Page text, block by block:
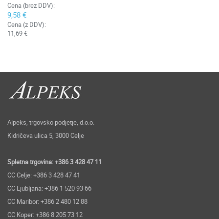
Cena (brez DDV):
9,58 €
Cena (z DDV):
11,69 €
Alpeks, trgovsko podjetje, d.o.o.
Kidričeva ulica 5, 3000 Celje
Spletna trgovina: +386 3 428 47 11
CC Celje: +386 3 428 47 41
CC Ljubljana: +386 1 520 93 66
CC Maribor: +386 2 480 12 88
CC Koper: +386 8 205 73 12